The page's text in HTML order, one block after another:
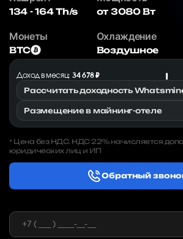
134 - 164 Th/s от 3080 Вт
Монеты
BTC
Охлаждение
Воздушное
Доход в месяц: 34 678 ₽
Рассчитать доходность
Размещение в майнинг-отеле
* Цена без НДС. НДС 22% начисляется
юридических лиц и ИП
Обратный